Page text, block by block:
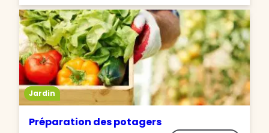
Jardin
Préparation des potagers